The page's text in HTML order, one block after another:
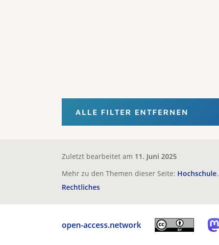
ALLE FILTER ENTFERNEN
Zuletzt bearbeitet am 11. Juni 2025
Mehr zu den Themen dieser Seite: Hochschule
Rechtliches
open-access.network